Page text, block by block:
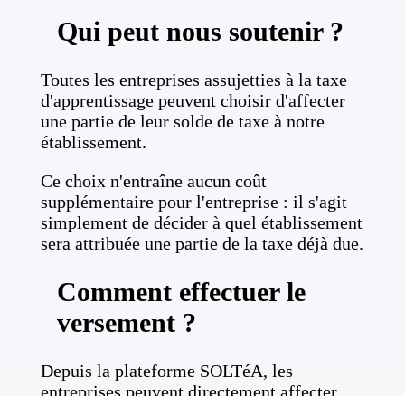
Qui peut nous soutenir ?
Toutes les entreprises assujetties à la taxe
d'apprentissage peuvent choisir d'affecter
une partie de leur solde de taxe à notre
établissement.
Ce choix n'entraîne aucun coût
supplémentaire pour l'entreprise : il s'agit
simplement de décider à quel établissement
sera attribuée une partie de la taxe déjà due.
Comment effectuer le
versement ?
Depuis la plateforme SOLTéA, les
entreprises peuvent directement affecter